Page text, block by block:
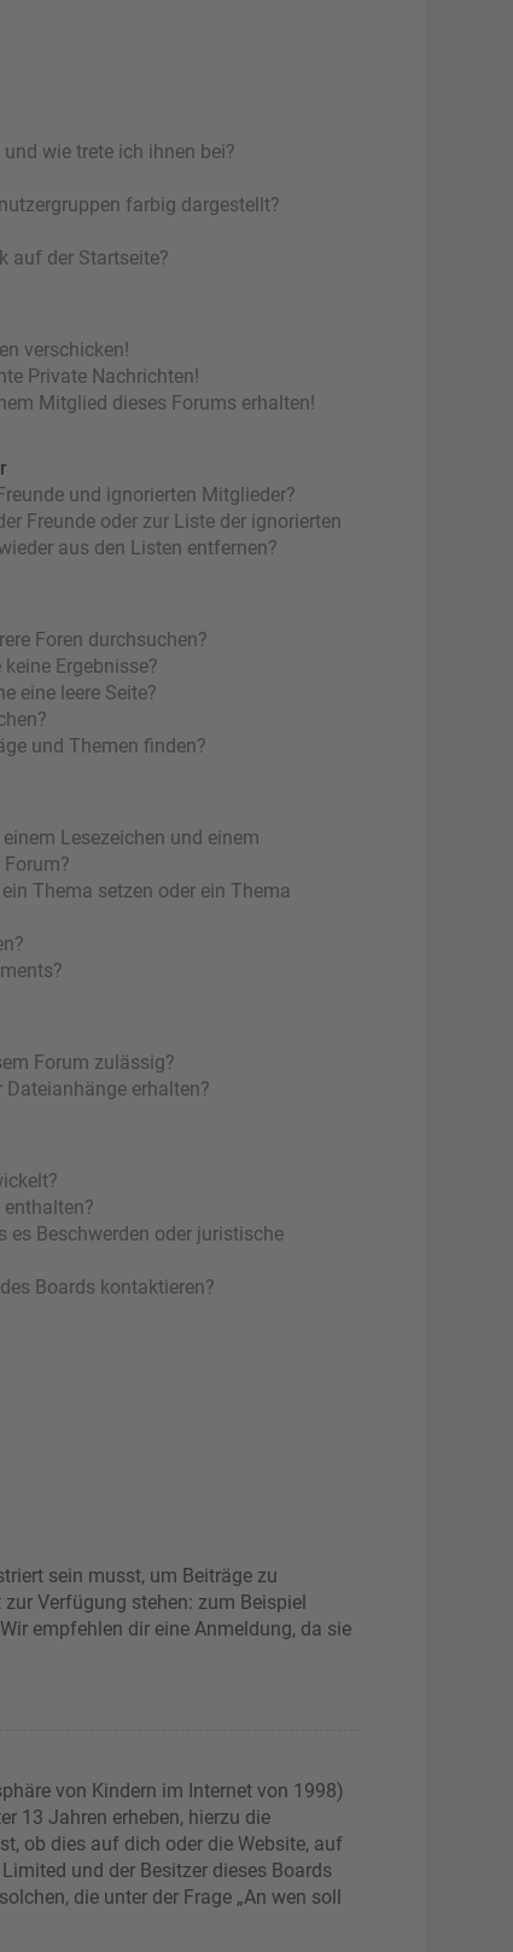
wie trete ich ihnen bei?
farbig dargestellt?
auf der Startseite?
verschicken!
Private Nachrichten!
Mitglied dieses Forums erhalten!
und ignorierten Mitglieder?
Freunde oder zur Liste der ignorierten
aus den Listen entfernen?
Foren durchsuchen?
Ergebnisse?
eine leere Seite?
und Themen finden?
Lesezeichen und einem
Thema setzen oder ein Thema
Forum zulässig?
erhalten?
Beschwerden oder juristische
Boards kontaktieren?
sein musst, um Beiträge zu
Verfügung stehen: zum Beispiel
empfehlen dir eine Anmeldung, da sie
von Kindern im Internet von 1998)
13 Jahren erheben, hierzu die
ob dies auf dich oder die Website, auf
und der Besitzer dieses Boards
die unter der Frage „An wen soll